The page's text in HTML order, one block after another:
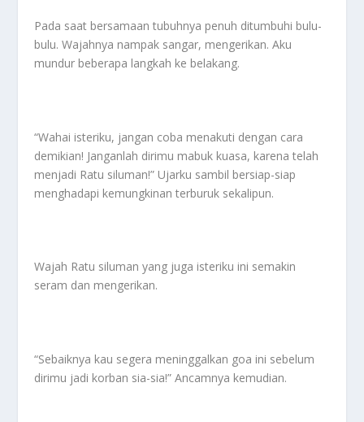
Pada saat bersamaan tubuhnya penuh ditumbuhi bulu-
bulu. Wajahnya nampak sangar, mengerikan. Aku
mundur beberapa langkah ke belakang.
“Wahai isteriku, jangan coba menakuti dengan cara
demikian! Janganlah dirimu mabuk kuasa, karena telah
menjadi Ratu siluman!” Ujarku sambil bersiap-siap
menghadapi kemungkinan terburuk sekalipun.
Wajah Ratu siluman yang juga isteriku ini semakin
seram dan mengerikan.
“Sebaiknya kau segera meninggalkan goa ini sebelum
dirimu jadi korban sia-sia!” Ancamnya kemudian.